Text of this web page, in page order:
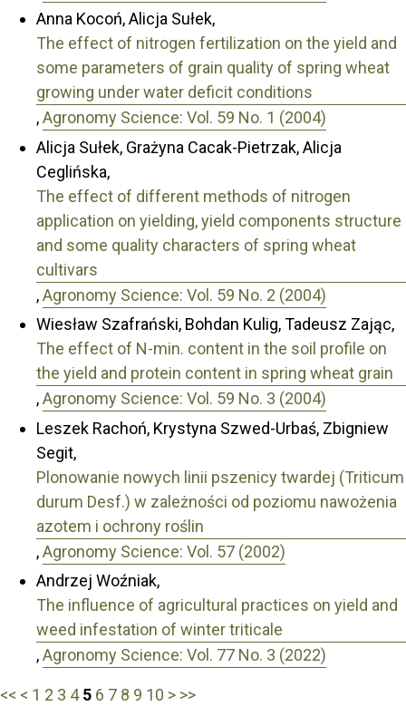
Anna Kocoń, Alicja Sułek,
The effect of nitrogen fertilization on the yield and
some parameters of grain quality of spring wheat
growing under water deficit conditions
,Agronomy Science: Vol. 59 No. 1 (2004)
Alicja Sułek, Grażyna Cacak-Pietrzak, Alicja
Ceglińska,
The effect of different methods of nitrogen
application on yielding, yield components structure
and some quality characters of spring wheat
cultivars
,Agronomy Science: Vol. 59 No. 2 (2004)
Wiesław Szafrański, Bohdan Kulig, Tadeusz Zając,
The effect of N-min. content in the soil profile on
the yield and protein content in spring wheat grain
,Agronomy Science: Vol. 59 No. 3 (2004)
Leszek Rachoń, Krystyna Szwed-Urbaś, Zbigniew
Segit,
Plonowanie nowych linii pszenicy twardej (Triticum
durum Desf.) w zależności od poziomu nawożenia
azotem i ochrony roślin
,Agronomy Science: Vol. 57 (2002)
Andrzej Woźniak,
The influence of agricultural practices on yield and
weed infestation of winter triticale
,Agronomy Science: Vol. 77 No. 3 (2022)
<< < 1 2 3 4 5 6 7 8 9 10 > >>